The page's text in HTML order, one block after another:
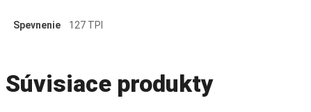
Spevnenie 127 TPI
Súvisiace produkty